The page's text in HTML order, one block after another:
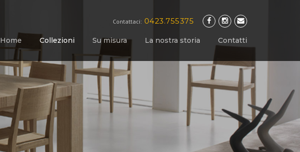
Contattaci: 0423.755375
Home Collezioni Su misura La nostra storia Contatti